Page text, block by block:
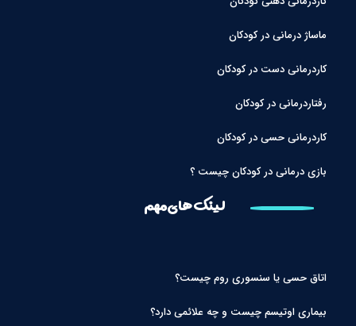
ماساژ درمانی در کودکان
کاردرمانی دست در کودکان
رفتاردرمانی در کودکان
کاردرمانی حسی در کودکان
بازی درمانی در کودکان چیست ؟
لینک های مهم
اتاق حسی یا سنسوری روم چیست؟
بیماری اوتیسم چیست و چه علائمی دارد؟